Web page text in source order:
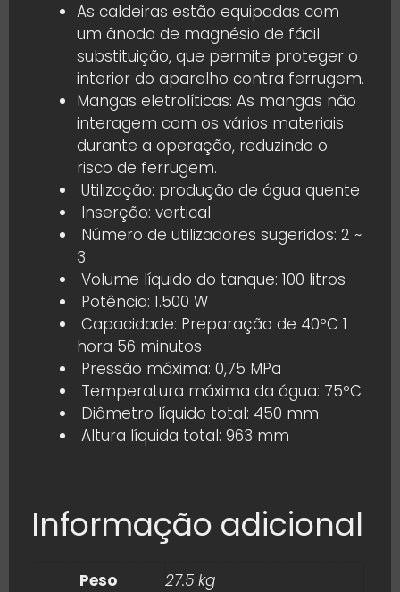
As caldeiras estão equipadas com
um ânodo de magnésio de fácil
substituição, que permite proteger o
interior do aparelho contra ferrugem.
Mangas eletrolíticas: As mangas não
interagem com os vários materiais
durante a operação, reduzindo o
risco de ferrugem.
Utilização: produção de água quente
Inserção: vertical
Número de utilizadores sugeridos: 2 ~
3
Volume líquido do tanque: 100 litros
Potência: 1.500 W
Capacidade: Preparação de 40ºC 1
hora 56 minutos
Pressão máxima: 0,75 MPa
Temperatura máxima da água: 75ºC
Diâmetro líquido total: 450 mm
Altura líquida total: 963 mm
Informação adicional
Peso 27.5 kg